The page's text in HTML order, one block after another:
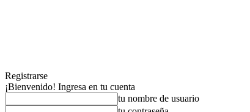
Registrarse
¡Bienvenido! Ingresa en tu cuenta
tu nombre de usuario